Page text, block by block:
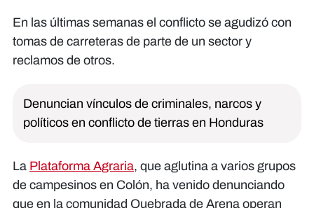
En las últimas semanas el conflicto se agudizó con
tomas de carreteras de parte de un sector y
reclamos de otros.
Denuncian vínculos de criminales, narcos y
políticos en conflicto de tierras en Honduras
La Plataforma Agraria, que aglutina a varios grupos
de campesinos en Colón, ha venido denunciando
que en la comunidad Quebrada de Arena operan